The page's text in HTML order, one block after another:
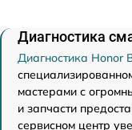
Диагностика
Диагностика Honor
мастерами с
и запчасти
сервисном центр